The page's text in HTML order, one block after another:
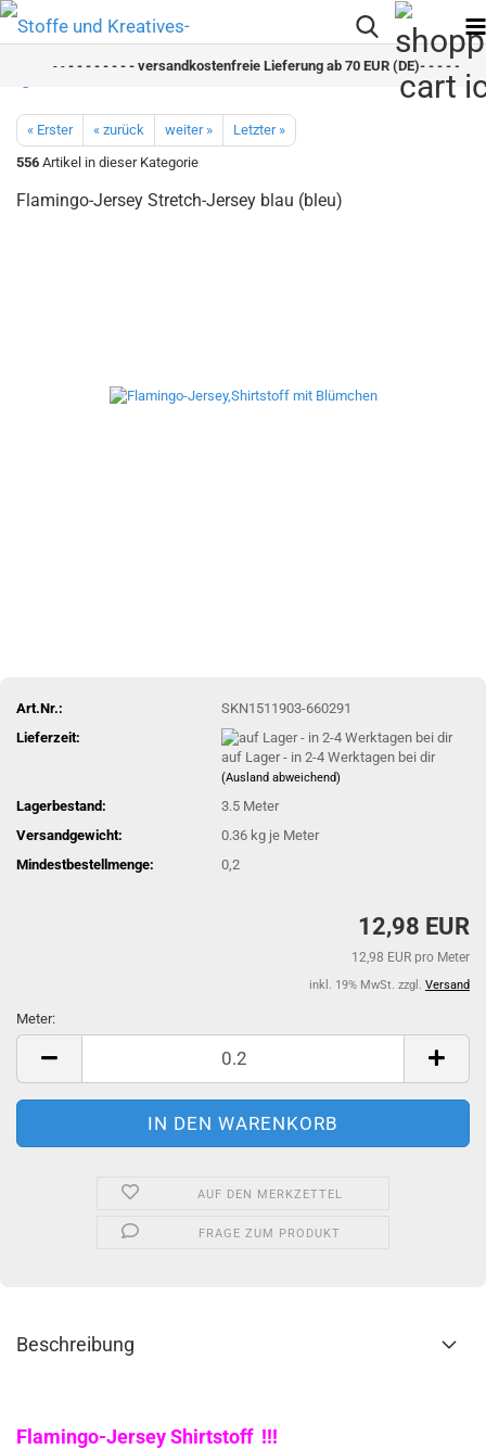
- - - - - - - - versandkostenfreie Lieferung ab 70 EUR (DE)- - - - - - - -
« Erster « zurück weiter »
Letzter »
556 Artikel in dieser Kategorie
Flamingo-Jersey Stretch-Jersey blau (bleu)
Art.Nr.:
SKN1511903-660291
Lieferzeit:
auf Lager - in 2-4 Werktagen bei dir
(Ausland abweichend)
Lagerbestand: 3.5 Meter
Versandgewicht:
0.36 kg je Meter
Mindestbestellmenge:
0,2
12,98 EUR
12,98 EUR pro Meter
inkl. 19% MwSt. zzgl. Versand
Meter:
Meter
AUF DEN MERKZETTEL
FRAGE ZUM PRODUKT
Beschreibung
Flamingo-Jersey Shirtstoff !!!